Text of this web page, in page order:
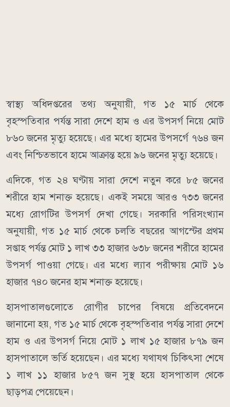
স্বাস্থ্য অধিদপ্তরের তথ্য অনুযায়ী, গত ১৫ মার্চ থেকে
বৃহস্পতিবার পর্যন্ত সারা দেশে হাম ও এর উপসর্গ নিয়ে মোট
৮৬০ জনের মৃত্যু হয়েছে। এর মধ্যে হামের উপসর্গে ৭৬৪ জন
এবং নিশ্চিতভাবে হামে আক্রান্ত হয়ে ৯৬ জনের মৃত্যু হয়েছে।
এদিকে, গত ২৪ ঘণ্টায় সারা দেশে নতুন করে ৮৫ জনের
শরীরে হাম শনাক্ত হয়েছে। একই সময়ে আরও ৭৩৩ জনের
মধ্যে রোগটির উপসর্গ দেখা গেছে। সরকারি পরিসংখ্যান
অনুযায়ী, গত ১৫ মার্চ থেকে চলতি বছরের আগস্টের প্রথম
সপ্তাহ পর্যন্ত মোট ১ লাখ ৩৩ হাজার ৬৩৮ জনের শরীরে হামের
উপসর্গ পাওয়া গেছে। এর মধ্যে ল্যাব পরীক্ষায় মোট ১৬
হাজার ৭৪০ জনের হাম শনাক্ত হয়েছে।
হাসপাতালগুলোতে রোগীর চাপের বিষয়ে প্রতিবেদনে
জানানো হয়, গত ১৫ মার্চ থেকে বৃহস্পতিবার পর্যন্ত সারা দেশে
হাম ও এর উপসর্গ নিয়ে মোট ১ লাখ ১৫ হাজার ৮৭৯ জন
হাসপাতালে ভর্তি হয়েছেন। এর মধ্যে যথাযথ চিকিৎসা শেষে
১ লাখ ১১ হাজার ৮৫৭ জন সুস্থ হয়ে হাসপাতাল থেকে
ছাড়পত্র পেয়েছেন।